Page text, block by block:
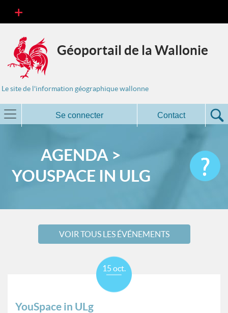
Géoportail de la Wallonie
Le site de l'information géographique wallonne
Se connecter Contact
AGENDA >
YOUSPACE IN ULG
VOIR TOUS LES ÉVÉNEMENTS
YouSpace in ULg
15 oct.